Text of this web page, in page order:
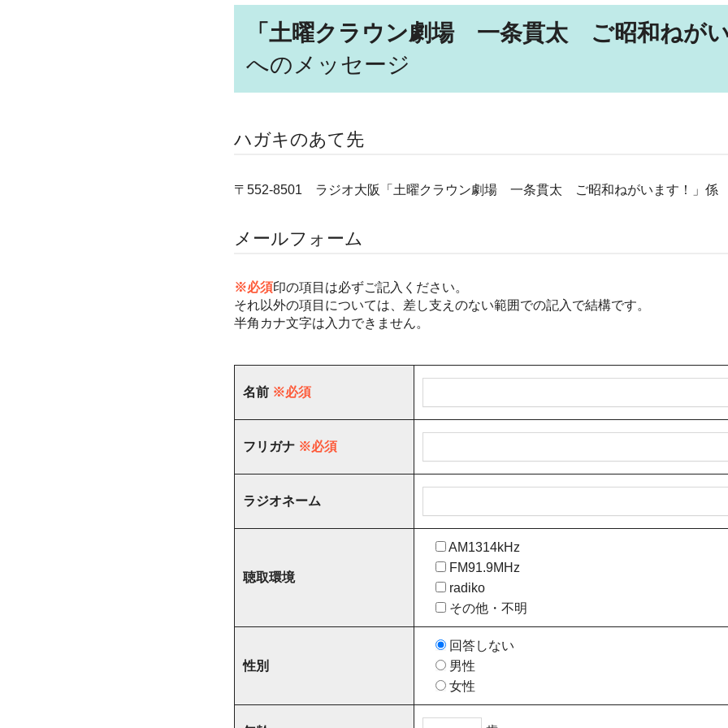
「土曜クラウン劇場 一条貫太 ご昭和ねがい
へのメッセージ
ハガキのあて先
〒552-8501 ラジオ大阪「土曜クラウン劇場 一条貫太 ご昭和ねがいます！」係
メールフォーム
※必須印の項目は必ずご記入ください。
それ以外の項目については、差し支えのない範囲での記入で結構です。
半角カナ文字は入力できません。
名前 ※必須
フリガナ ※必須
ラジオネーム
聴取環境
AM1314kHz
FM91.9MHz
radiko
その他・不明
性別
回答しない
男性
女性